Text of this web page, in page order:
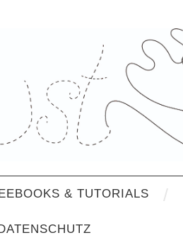
& TUTORIALS